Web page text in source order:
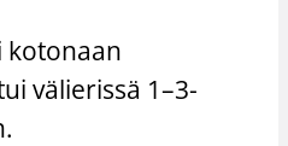
kotonaan
välierissä 1–3-